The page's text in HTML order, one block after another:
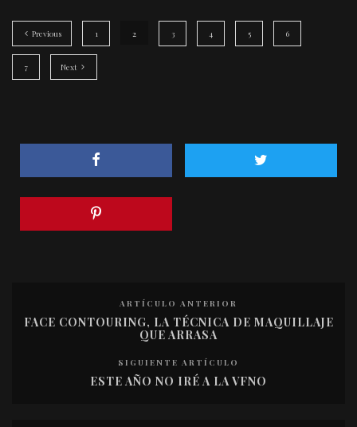
Previous 1 2 3 4 5 6
7 Next
ARTÍCULO ANTERIOR
FACE CONTOURING, LA TÉCNICA DE MAQUILLAJE
QUE ARRASA
SIGUIENTE ARTÍCULO
ESTE AÑO NO IRÉ A LA VFNO